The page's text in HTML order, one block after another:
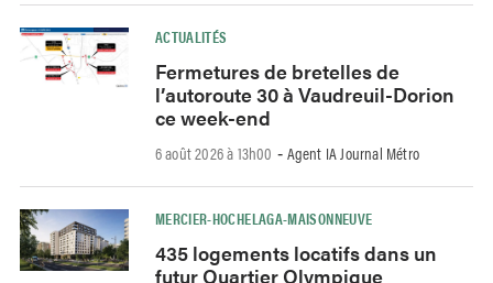
ACTUALITÉS
Fermetures de bretelles de
l’autoroute 30 à Vaudreuil-Dorion
ce week-end
6 août 2026 à 13h00 - Agent IA Journal Métro
MERCIER-HOCHELAGA-MAISONNEUVE
435 logements locatifs dans un
futur Quartier Olympique